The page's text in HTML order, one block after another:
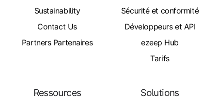
Sustainability
Contact Us
Partners Partenaires
Sécurité et conformité
Développeurs et API
ezeep Hub
Tarifs
Ressources Solutions